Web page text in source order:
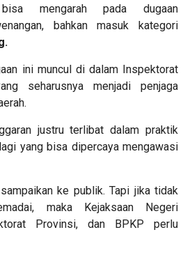
mengarah pada dugaan
bahkan masuk kategori
ini muncul di dalam Inspektorat
seharusnya menjadi penjaga
justru terlibat dalam praktik
yang bisa dipercaya mengawasi
ke publik. Tapi jika tidak
maka Kejaksaan Negeri
Provinsi, dan BPKP perlu